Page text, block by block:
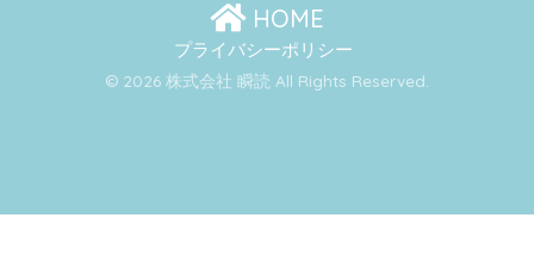
HOME
プライバシーポリシー
© 2026 株式会社 瞬読 All Rights Reserved.